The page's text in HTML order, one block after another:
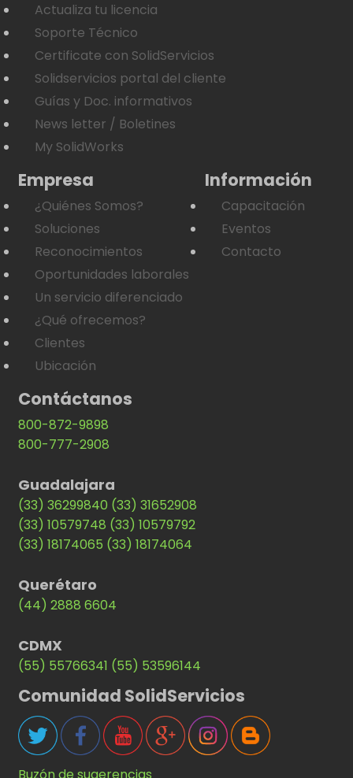
Actualiza tu licencia
Soporte Técnico
Certificate con SolidServicios
Solidservicios portal del cliente
Guías y Doc. informativos
News letter / Boletines
My SolidWorks
Empresa
¿Quiénes Somos?
Soluciones
Reconocimientos
Oportunidades laborales
Un servicio diferenciado
¿Qué ofrecemos?
Clientes
Ubicación
Información
Capacitación
Eventos
Contacto
Contáctanos
800-872-9898
800-777-2908
Guadalajara
(33) 36299840 (33) 31652908
(33) 10579748 (33) 10579792
(33) 18174065 (33) 18174064
Querétaro
(44) 2888 6604
CDMX
(55) 55766341 (55) 53596144
Comunidad SolidServicios